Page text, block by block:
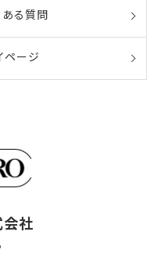
ある質問
ページ
会社